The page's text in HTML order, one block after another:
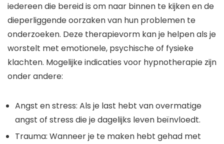
iedereen die bereid is om naar binnen te kijken en de
dieperliggende oorzaken van hun problemen te
onderzoeken. Deze therapievorm kan je helpen als je
worstelt met emotionele, psychische of fysieke
klachten. Mogelijke indicaties voor hypnotherapie zijn
onder andere:
Angst en stress: Als je last hebt van overmatige
angst of stress die je dagelijks leven beïnvloedt.
Trauma: Wanneer je te maken hebt gehad met